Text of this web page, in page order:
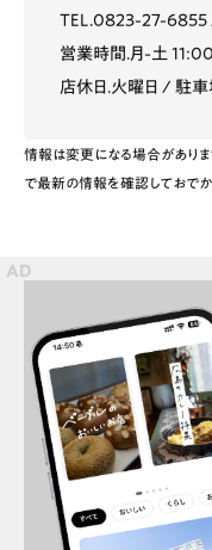
お問合せ
TEL.0823-27-6855
営業時間.月-土
店休日.火曜日
駐車
情報は変更になる場合があり
で最新の情報を確認しておでか